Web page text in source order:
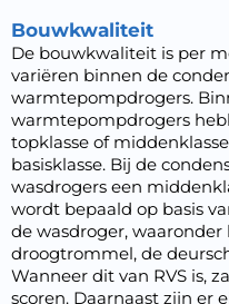
Bouwkwaliteit
De bouwkwaliteit is per
variëren binnen de
warmtepompdrogers.
warmtepompdrogers
topklasse of
basisklasse. Bij de
wasdrogers een
wordt bepaald op basis
de wasdroger,
droogtrommel, de
Wanneer dit van RVS is,
scoren. Daarnaast zijn er